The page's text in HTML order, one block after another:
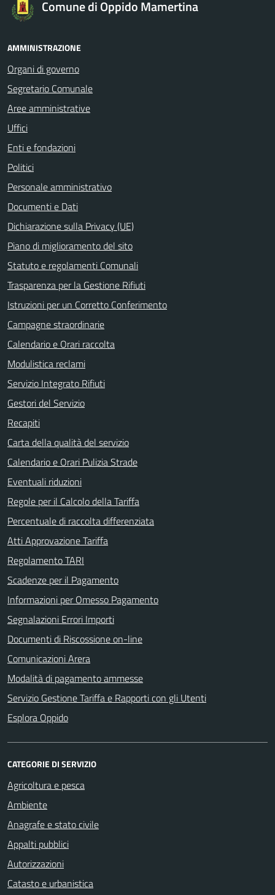
Comune di Oppido Mamertina
AMMINISTRAZIONE
Organi di governo
Segretario Comunale
Aree amministrative
Uffici
Enti e fondazioni
Politici
Personale amministrativo
Documenti e Dati
Dichiarazione sulla Privacy (UE)
Piano di miglioramento del sito
Statuto e regolamenti Comunali
Trasparenza per la Gestione Rifiuti
Istruzioni per un Corretto Conferimento
Campagne straordinarie
Calendario e Orari raccolta
Modulistica reclami
Servizio Integrato Rifiuti
Gestori del Servizio
Recapiti
Carta della qualità del servizio
Calendario e Orari Pulizia Strade
Eventuali riduzioni
Regole per il Calcolo della Tariffa
Percentuale di raccolta differenziata
Atti Approvazione Tariffa
Regolamento TARI
Scadenze per il Pagamento
Informazioni per Omesso Pagamento
Segnalazioni Errori Importi
Documenti di Riscossione on-line
Comunicazioni Arera
Modalità di pagamento ammesse
Servizio Gestione Tariffa e Rapporti con gli Utenti
Esplora Oppido
CATEGORIE DI SERVIZIO
Agricoltura e pesca
Ambiente
Anagrafe e stato civile
Appalti pubblici
Autorizzazioni
Catasto e urbanistica